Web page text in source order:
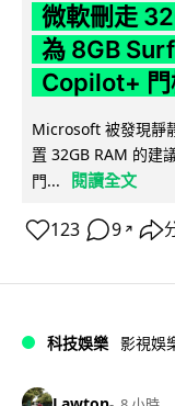
微軟刪走
為 8GB
Copilot+ 門
Microsoft 被發現靜
置 32GB RAM 的建
門...
閱讀全文
123 9 ↗
科技娛樂 影視娛